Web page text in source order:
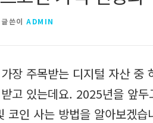
글쓴이 ADMIN
장 주목받는 디지털 자산
고 있는데요. 2025년을 앞
코인 사는 방법을 알아보겠습